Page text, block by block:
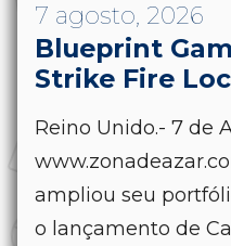
7 agosto, 2026
Blueprint
Strike Fire
Reino Unido.- 7 de
ampliou seu
o lançamento de